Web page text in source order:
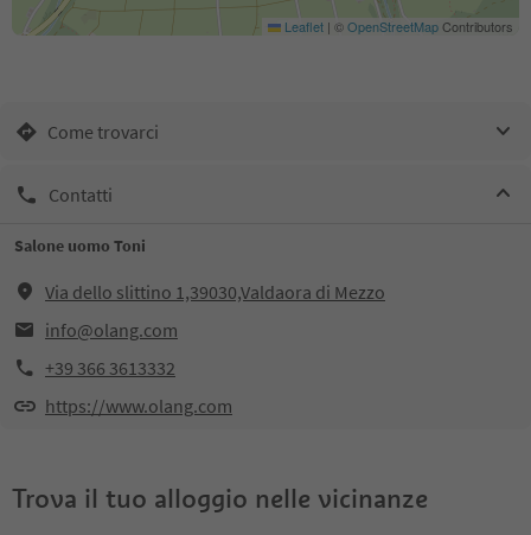
Leaflet | ©OpenStreetMapContributors
Come trovarci
Contatti
Salone uomo Toni
Via dello slittino 1,39030,Valdaora di Mezzo
info@olang.com
+39 366 3613332
https://www.olang.com
Trova il tuo alloggio nelle vicinanze